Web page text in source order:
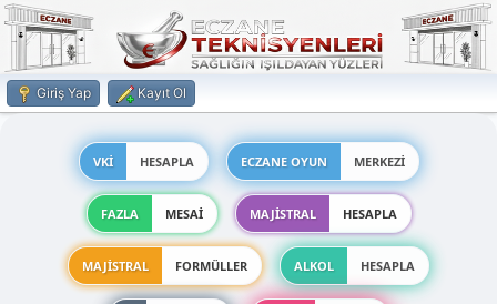
Giriş Yap Kayıt Ol
VKİ HESAPLA ECZANE OYUN MERKEZİ
FAZLA MESAİ MAJİSTRAL HESAPLA
MAJİSTRAL FORMÜLLER ALKOL HESAPLA